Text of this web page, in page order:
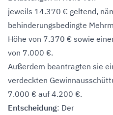
jeweils 14.370 € geltend,
behinderungsbedingte
Höhe von 7.370 € sowie
von 7.000 €.
Außerdem beantragten sie
verdeckten
7.000 € auf 4.200 €.
Entscheidung: Der